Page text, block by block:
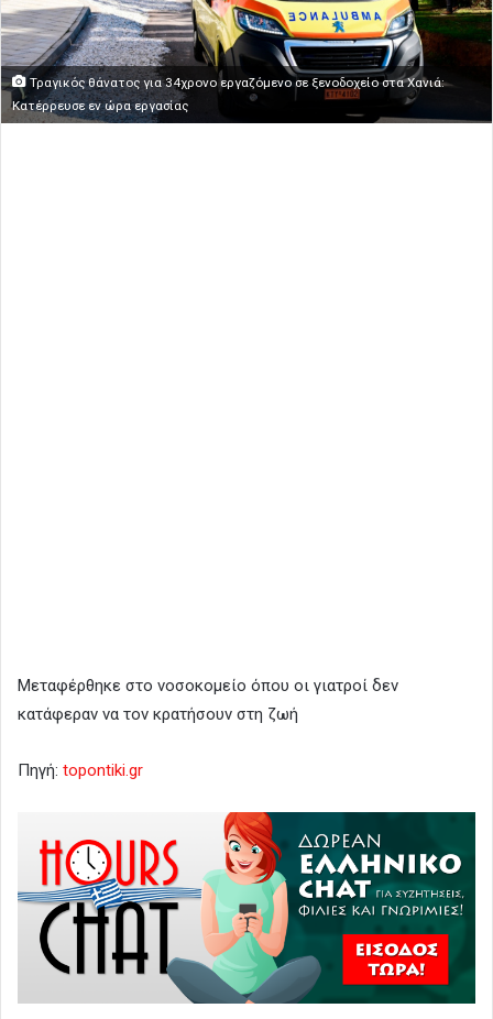
Τραγικός θάνατος για 34χρονο εργαζόμενο σε ξενοδοχείο στα Χανιά:
Κατέρρευσε εν ώρα εργασίας
Μεταφέρθηκε στο νοσοκομείο όπου οι γιατροί δεν
κατάφεραν να τον κρατήσουν στη ζωή
Πηγή: topontiki.gr